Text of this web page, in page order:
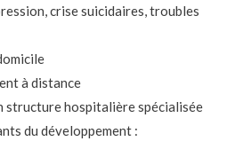
crise suicidaires, troubles
à distance
structure hospitalière spécialisée
du développement :